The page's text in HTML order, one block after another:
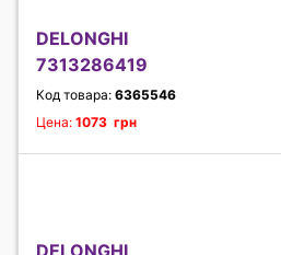
DELONGHI
7313286419
Код товара: 6365546
Цена: 1073 грн